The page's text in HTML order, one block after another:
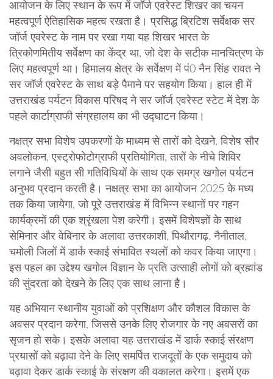
आयोजन के लिए स्थान के रूप में जॉर्ज एवरेस्ट शिखर का चयन
महत्वपूर्ण ऐतिहासिक महत्व रखता है। प्रसिद्ध ब्रिटिश सर्वेक्षक सर
जॉर्ज एवरेस्ट के नाम पर रखा गया यह शिखर भारत के
त्रिकोणमितीय सर्वेक्षण का केंद्र था, जो देश के सटीक मानचित्रण के
लिए महत्वपूर्ण था। हिमालय क्षेत्र के सर्वेक्षण में पं0 नैन सिंह रावत ने
सर जॉर्ज एवरेस्ट के साथ बड़े पैमाने पर सहयोग किया। हाल ही में
उत्तराखंड पर्यटन विकास परिषद ने सर जॉर्ज एवरेस्ट स्टेट में देश के
पहले कार्टाग्राफी संग्रहालय का भी उद्घाटन किया।
नक्षत्र सभा विशेष उपकरणों के माध्यम से तारों को देखने, विशेष सौर
अवलोकन, एस्ट्रोफोटोग्राफी प्रतियोगिता, तारों के नीचे शिविर
लगाने जैसी बहुत सी गतिविधियों के साथ एक समग्र खगोल पर्यटन
अनुभव प्रदान करती है। नक्षत्र सभा का आयोजन 2025 के मध्य
तक किया जायेगा, जो पूरे उत्तराखंड में विभिन्न स्थानों पर गहन
कार्यक्रमों की एक श्रृंखला पेश करेगी। इसमें विशेषज्ञों के साथ
सेमिनार और वेबिनार के अलावा उत्तरकाशी, पिथौरागढ़, नैनीताल,
चमोली जिलों में डार्क स्काई संभावित स्थलों को कवर किया जाएगा।
इस पहल का उद्देश्य खगोल विज्ञान के प्रति उत्साही लोगों को ब्रह्मांड
की सुंदरता को देखने के लिए एक साथ लाना है।
यह अभियान स्थानीय युवाओं को प्रशिक्षण और कौशल विकास के
अवसर प्रदान करेगा, जिससे उनके लिए रोजगार के नए अवसरों का
सृजन हो सके। इसके अलावा यह उत्तराखंड में डार्क स्काई संरक्षण
प्रयासों को बढ़ावा देने के लिए समर्पित राजदूतों के एक समुदाय को
बढ़ावा देकर डार्क स्काई के संरक्षण की वकालत करेगा। इसमें एक